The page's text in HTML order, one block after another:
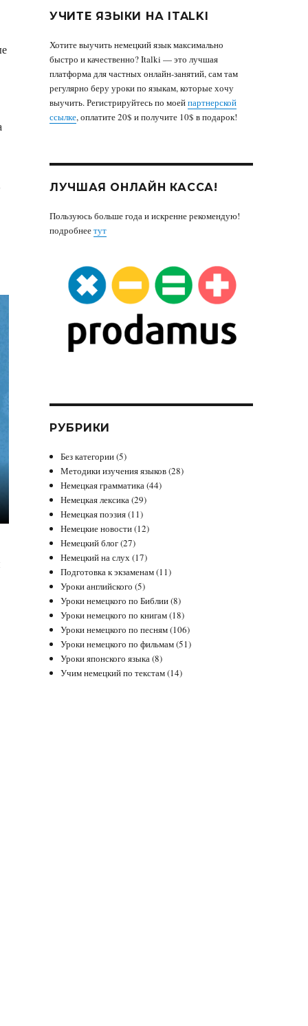
УЧИТЕ ЯЗЫКИ НА ITALKI
Хотите выучить немецкий язык максимально
быстро и качественно? Italki — это лучшая
платформа для частных онлайн-занятий, сам там
регулярно беру уроки по языкам, которые хочу
выучить. Регистрируйтесь по моейпартнерской
ссылке, оплатите 20$ и получите 10$ в подарок!
ЛУЧШАЯ ОНЛАЙН КАССА!
Пользуюсь больше года и искренне рекомендую!
подробнеетут
РУБРИКИ
Без категории(5)
Методики изучения языков(28)
Немецкая грамматика(44)
Немецкая лексика(29)
Немецкая поэзия(11)
Немецкие новости(12)
Немецкий блог(27)
Немецкий на слух(17)
Подготовка к экзаменам(11)
Уроки английского (5)
Уроки немецкого по Библии(8)
Уроки немецкого по книгам(18)
Уроки немецкого по песням(106)
Уроки немецкого по фильмам(51)
Уроки японского языка(8)
Учим немецкий по текстам(14)